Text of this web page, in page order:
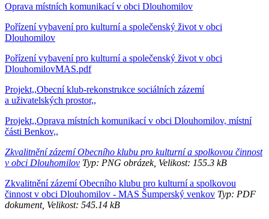
Oprava místních komunikací v obci Dlouhomilov
Pořízení vybavení pro kulturní a společenský život v obci
Dlouhomilov
Pořízení vybavení pro kulturní a společenský život v obci
DlouhomilovMAS.pdf
Projekt,,Obecní klub-rekonstrukce sociálních zázemí
a uživatelských prostor,,
Projekt,,Oprava místních komunikací v obci Dlouhomilov, místní
části Benkov,,
Zkvalitnění zázemí Obecního klubu pro kulturní a spolkovou činnost
v obci Dlouhomilov Typ: PNG obrázek, Velikost: 155.3 kB
Zkvalitnění zázemí Obecního klubu pro kulturní a spolkovou
činnost v obci Dlouhomilov - MAS Šumperský venkov Typ: PDF
dokument, Velikost: 545.14 kB